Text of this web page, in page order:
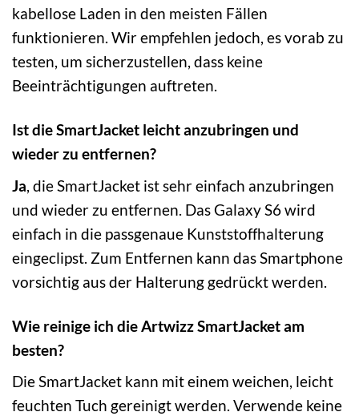
kabellose Laden in den meisten Fällen
funktionieren. Wir empfehlen jedoch, es vorab zu
testen, um sicherzustellen, dass keine
Beeinträchtigungen auftreten.
Ist die SmartJacket leicht anzubringen und
wieder zu entfernen?
Ja, die SmartJacket ist sehr einfach anzubringen
und wieder zu entfernen. Das Galaxy S6 wird
einfach in die passgenaue Kunststoffhalterung
eingeclipst. Zum Entfernen kann das Smartphone
vorsichtig aus der Halterung gedrückt werden.
Wie reinige ich die Artwizz SmartJacket am
besten?
Die SmartJacket kann mit einem weichen, leicht
feuchten Tuch gereinigt werden. Verwende keine